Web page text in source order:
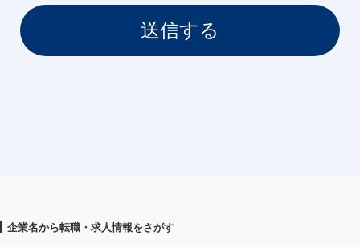
企業名から転職・求人情報をさがす